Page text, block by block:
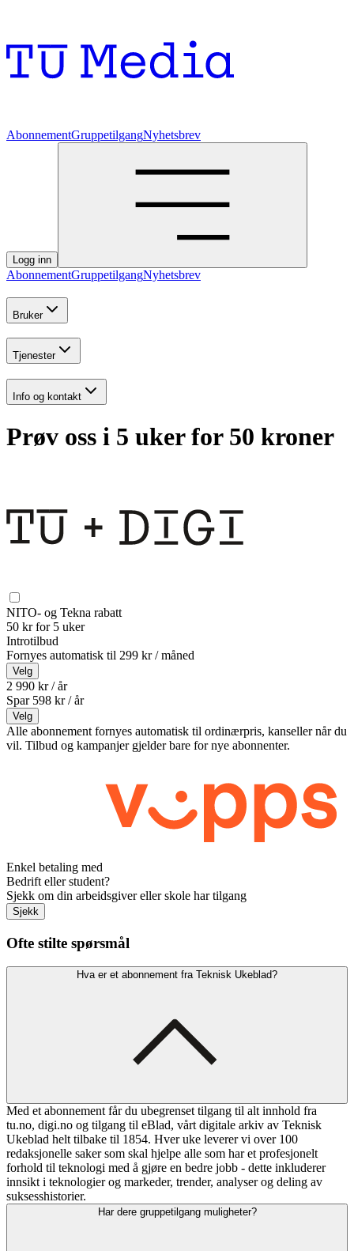
AbonnementGruppetilgangNyhetsbrev
Logg inn
AbonnementGruppetilgangNyhetsbrev
Bruker
Tjenester
Info og kontakt
Prøv oss i 5 uker for 50 kroner
NITO- og Tekna rabatt
50 kr for 5 uker
Introtilbud
Fornyes automatisk til 299 kr / måned
Velg
2 990 kr / år
Spar 598 kr /år
Velg
Alle abonnement fornyes automatisk til ordinærpris, kanseller når du
vil. Tilbud og kampanjer gjelder bare for nye abonnenter.
Enkel betaling med
Bedrift eller student?
Sjekk om din arbeidsgiver eller skole har tilgang
Sjekk
Ofte stilte spørsmål
Hva er et abonnement fra Teknisk Ukeblad?
Med et abonnement får du ubegrenset tilgang til alt innhold fra
tu.no, digi.no og tilgang til eBlad, vårt digitale arkiv av Teknisk
Ukeblad helt tilbake til 1854. Hver uke leverer vi over 100
redaksjonelle saker som skal hjelpe alle som har et profesjonelt
forhold til teknologi med å gjøre en bedre jobb - dette inkluderer
innsikt i teknologier og markeder, trender, analyser og deling av
suksesshistorier.
Har dere gruppetilgang muligheter?